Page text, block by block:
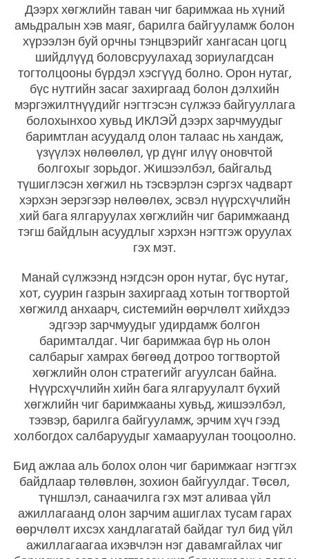
Дээрх хөгжлийн таван чиг баримжаа нь хүний
амьдралын хэв маяг, барилга байгууламж болон
хүрээлэн буй орчны тэнцвэрийг хангасан цогц
шийдлүүд боловсруулахад зориулагдсан
тогтолцооны бүрдэл хэсгүүд болно. Орон нутаг,
бүс нутгийн засаг захиргаад болон дэлхийн
мэргэжилтнүүдийг нэгтгэсэн сүлжээ байгууллага
болохынхоо хувьд ИКЛЭЙ дээрх зарчмуудыг
баримтлан асуудалд олон талаас нь хандаж,
үзүүлэх нөлөөлөл, үр дүнг илүү оновчтой
болгохыг зорьдог. Жишээлбэл, байгальд
түшиглэсэн хөгжил нь тэсвэрлэн сэргэх чадварт
хэрхэн эерэгээр нөлөөлөх, эсвэл нүүрсхүчлийн
хий бага ялгаруулах хөгжлийн чиг баримжаанд
тэгш байдлын асуудлыг хэрхэн нэгтгэж оруулах
гэх мэт.
Манай сүлжээнд нэгдсэн орон нутаг, бүс нутаг,
хот, суурин газрын захиргаад хотын тогтвортой
хөгжилд анхаарч, системийн өөрчлөлт хийхдээ
эдгээр зарчмуудыг удирдамж болгон
баримталдаг. Чиг баримжаа бүр нь олон
салбарыг хамрах бөгөөд дотроо тогтвортой
хөгжлийн олон стратегийг агуулсан байна.
Нүүрсхүчлийн хийн бага ялгаруулалт бүхий
хөгжлийн чиг баримжааны хувьд, жишээлбэл,
тээвэр, барилга байгууламж, эрчим хүч гээд
холбогдох салбаруудыг хамааруулан тооцоолно.
Бид ажлаа аль болох олон чиг баримжааг нэгтгэх
байдлаар төлөвлөн, зохион байгуулдаг. Төсөл,
түншлэл, санаачилга гэх мэт аливаа үйл
ажиллагаанд олон зарчим ашиглах тусам гарах
өөрчлөлт ихсэх хандлагатай байдаг тул бид үйл
ажиллагаагаа ихэвчлэн нэг давамгайлах чиг